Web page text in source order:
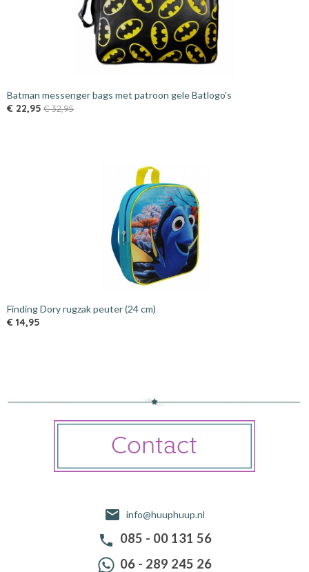
Batman messenger bags met patroon gele Batlogo's
€ 22,95 € 32,95
Finding Dory rugzak peuter (24 cm)
€ 14,95
info@huuphuup.nl
085 - 00 131 56
06 - 289 245 26